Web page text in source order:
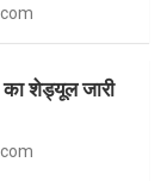
शेड्यूल जारी